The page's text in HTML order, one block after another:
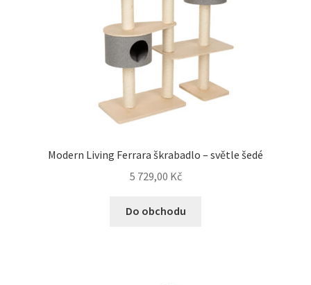
Modern Living Ferrara škrabadlo – světle šedé
5 729,00 Kč
Do obchodu